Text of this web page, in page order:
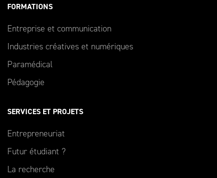
FORMATIONS
Entreprise et communication
Industries créatives et numériques
Paramédical
Pédagogie
SERVICES ET PROJETS
Entrepreneuriat
Futur étudiant ?
La recherche